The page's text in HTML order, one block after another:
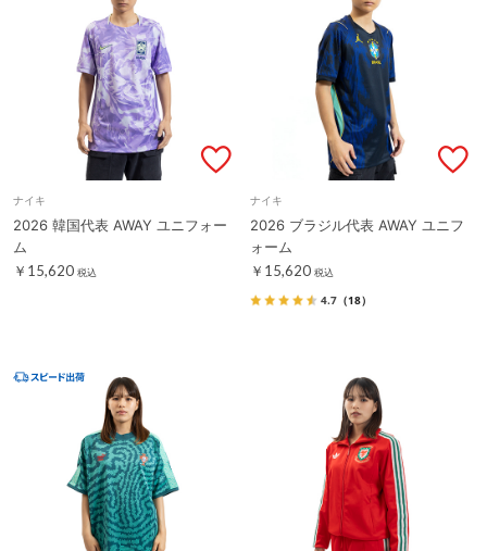
ナイキ
2026 韓国代表 AWAY ユニフォー
ム
￥15,620 税込
ナイキ
2026 ブラジル代表 AWAY ユニフ
ォーム
￥15,620 税込
4.7 （18）